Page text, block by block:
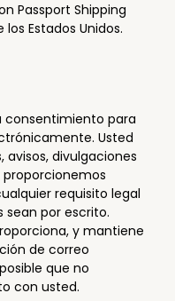
Passport Shipping
Estados Unidos.
consentimiento para
Usted
divulgaciones
requisito legal
por escrito.
y mantiene
de correo
que no
con usted.